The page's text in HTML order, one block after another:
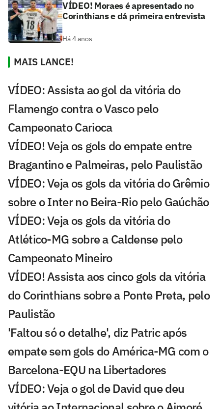
VÍDEO! Moraes é apresentado no
Corinthians e dá primeira entrevista
Há 4 anos
MAIS LANCE!
VÍDEO: Assista ao gol da vitória do
Flamengo contra o Vasco pelo
Campeonato Carioca
VÍDEO! Veja os gols do empate entre
Bragantino e Palmeiras, pelo Paulistão
VÍDEO: Veja os gols da vitória do Grêmio
sobre o Inter no Beira-Rio pelo Gaúchão
VÍDEO: Veja os gols da vitória do
Atlético-MG sobre a Caldense pelo
Campeonato Mineiro
VÍDEO! Assista aos cinco gols da vitória
do Corinthians sobre a Ponte Preta, pelo
Paulistão
'Faltou só o detalhe', diz Patric após
empate sem gols do América-MG com o
Barcelona-EQU na Libertadores
VÍDEO: Veja o gol de David que deu